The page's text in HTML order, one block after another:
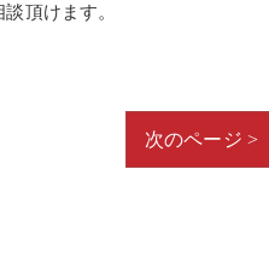
頂けます。
次のページ >